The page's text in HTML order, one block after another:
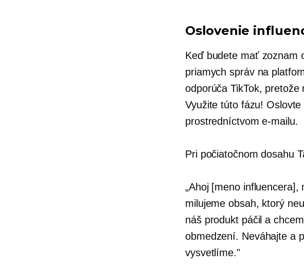
Oslovenie
Keď budete mať zoznam
priamych správ na
odporúča TikTok,
Využite túto fázu!
prostredníctvom e-mailu.
Pri počiatočnom dosahu
„Ahoj [meno
milujeme obsah, ktorý
náš produkt páčil a
obmedzení. Neváhajte a
vysvetlíme."